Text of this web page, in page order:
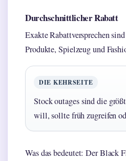
Durchschnittlicher Rabatt
Exakte Rabattversprechen
Produkte, Spielzeug und
DIE KEHRSEITE
Stock outages sind die
will, sollte früh zugreifen
Was das bedeutet: Der Black